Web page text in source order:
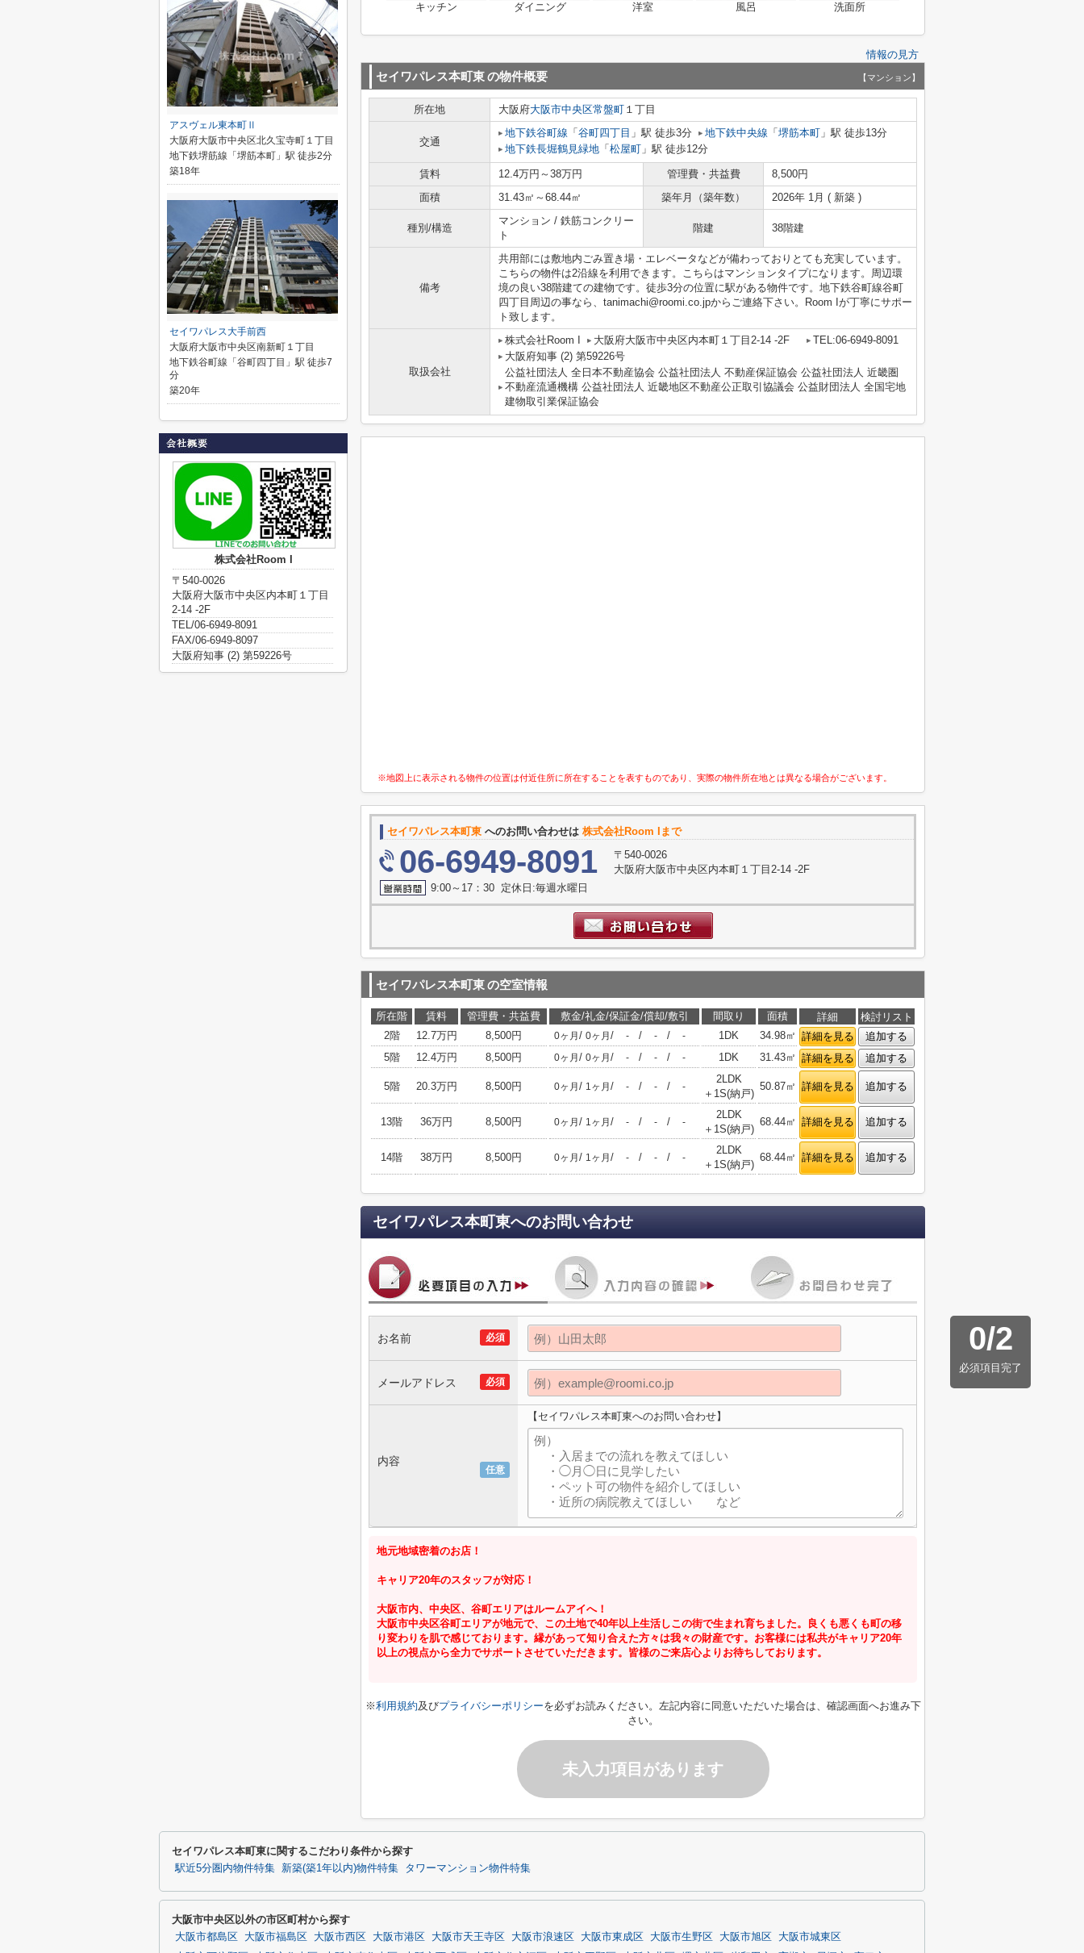
キッチン ダイニング 洋室 風呂 洗面所
情報の見方
セイワパレス本町東の物件概要 【マンション】
所在地 大阪府大阪市中央区常盤町 １丁目
交通
地下鉄谷町線 「 谷町四丁目 」駅 徒歩3分 地下鉄中央線 「 堺筋本町 」駅 徒歩13分
地下鉄長堀鶴見緑地 「 松屋町 」駅 徒歩12分
賃料 12.4万円～38万円 管理費・共益費
8,500円
面積
31.43㎡～68.44㎡ 築年月（築年数） 2026年 1月 ( 新築 )
種別/構造
マンション / 鉄筋コンクリー
ト
階建 38階建
備考
共用部には敷地内ごみ置き場・エレベータなどが備わっておりとても充実しています。
こちらの物件は2沿線を利用できます。こちらはマンションタイプになります。周辺環
境の良い38階建ての建物です。徒歩3分の位置に駅がある物件です。地下鉄谷町線谷町
四丁目周辺の事なら、tanimachi@roomi.co.jpからご連絡下さい。Room Iが丁寧にサポー
ト致します。
取扱会社
株式会社Room I 大阪府大阪市中央区内本町１丁目2-14 -2F
TEL:06-6949-8091
大阪府知事 (2) 第59226号
公益社団法人 全日本不動産協会 公益社団法人 不動産保証協会 公益社団法人 近畿圏
不動産流通機構 公益社団法人 近畿地区不動産公正取引協議会 公益財団法人 全国宅地
建物取引業保証協会
※地図上に表示される物件の位置は付近住所に所在することを表すものであり、実際の物件所在地とは異なる場合がございます。
セイワパレス本町東 へのお問い合わせは 株式会社Room Iまで
06-6949-8091
〒540-0026
大阪府大阪市中央区内本町１丁目2-14 -2F
9:00～17：30 定休日:毎週水曜日
セイワパレス本町東の空室情報
所在階 賃料 管理費・共益費 敷金/礼金/保証金/償却/敷引 間取り 面積 詳細
検討リスト
2階
12.7万円 8,500円 0ヶ月 / 0ヶ月 / - / - / - 1DK 34.98㎡ 詳細を見る
追加する
5階
12.4万円 8,500円 0ヶ月 / 0ヶ月 / - / - / - 1DK 31.43㎡ 詳細を見る 追加する
5階 20.3万円 8,500円 0ヶ月 / 1ヶ月 / - / - / -
2LDK
＋1S(納戸)
50.87㎡ 詳細を見る 追加する
13階 36万円 8,500円 0ヶ月 / 1ヶ月 / - / - / -
2LDK
＋1S(納戸)
68.44㎡ 詳細を見る 追加する
14階 38万円 8,500円 0ヶ月 / 1ヶ月 / - / - / -
2LDK
＋1S(納戸)
68.44㎡ 詳細を見る 追加する
セイワパレス本町東へのお問い合わせ
0/2
必須項目完了
必須
お名前
必須
メールアドレス
任意
内容
【セイワパレス本町東へのお問い合わせ】
地元地域密着のお店！
キャリア20年のスタッフが対応！
大阪市内、中央区、谷町エリアはルームアイへ！
大阪市中央区谷町エリアが地元で、この土地で40年以上生活しこの街で生まれ育ちました。良くも悪くも町の移
り変わりを肌で感じております。縁があって知り合えた方々は我々の財産です。お客様には私共がキャリア20年
以上の視点から全力でサポートさせていただきます。皆様のご来店心よりお待ちしております。
※利用規約及びプライバシーポリシーを必ずお読みください。左記内容に同意いただいた場合は、確認画面へお進み下
さい。
未入力項目があります
アスヴェル東本町Ⅱ
大阪府大阪市中央区北久宝寺町１丁目
地下鉄堺筋線「堺筋本町」駅 徒歩2分
築18年
セイワパレス大手前西
大阪府大阪市中央区南新町１丁目
地下鉄谷町線「谷町四丁目」駅 徒歩7
分
築20年
株式会社Room I
〒540-0026
大阪府大阪市中央区内本町１丁目
2-14 -2F
TEL/06-6949-8091
FAX/06-6949-8097
大阪府知事 (2) 第59226号
セイワパレス本町東に関するこだわり条件から探す
駅近5分圏内物件特集 新築(築1年以内)物件特集 タワーマンション物件特集
大阪市中央区以外の市区町村から探す
大阪市都島区 大阪市福島区 大阪市西区 大阪市港区 大阪市天王寺区 大阪市浪速区 大阪市東成区 大阪市生野区 大阪市旭区
大阪市城東区